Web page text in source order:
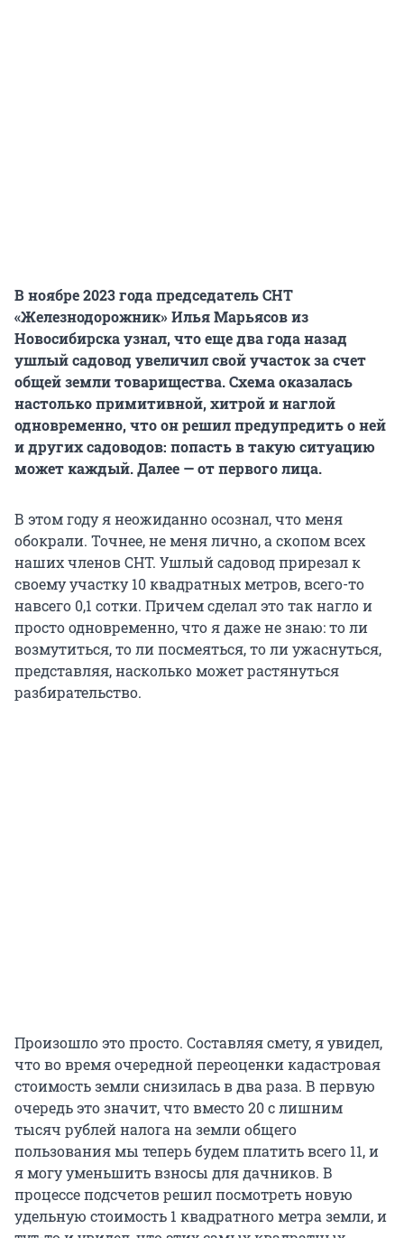
В ноябре 2023 года председатель СНТ
«Железнодорожник» Илья Марьясов из
Новосибирска узнал, что еще два года назад
ушлый садовод увеличил свой участок за счет
общей земли товарищества. Схема оказалась
настолько примитивной, хитрой и наглой
одновременно, что он решил предупредить о ней
и других садоводов: попасть в такую ситуацию
может каждый. Далее — от первого лица.
В этом году я неожиданно осознал, что меня
обокрали. Точнее, не меня лично, а скопом всех
наших членов СНТ. Ушлый садовод прирезал к
своему участку 10 квадратных метров, всего-то
навсего 0,1 сотки. Причем сделал это так нагло и
просто одновременно, что я даже не знаю: то ли
возмутиться, то ли посмеяться, то ли ужаснуться,
представляя, насколько может растянуться
разбирательство.
Произошло это просто. Составляя смету, я увидел,
что во время очередной переоценки кадастровая
стоимость земли снизилась в два раза. В первую
очередь это значит, что вместо 20 с лишним
тысяч рублей налога на земли общего
пользования мы теперь будем платить всего 11, и
я могу уменьшить взносы для дачников. В
процессе подсчетов решил посмотреть новую
удельную стоимость 1 квадратного метра земли, и